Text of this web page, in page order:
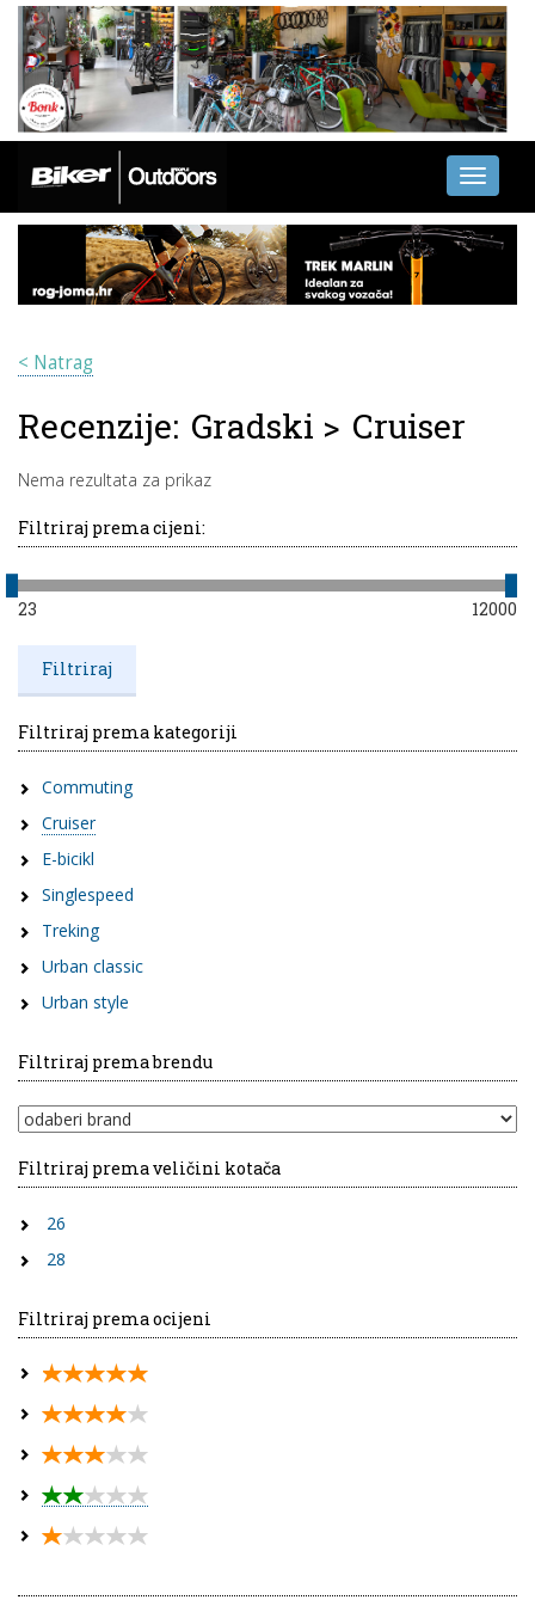
Toggle
< Natrag
Recenzije: Gradski > Cruiser
Nema rezultata za prikaz
Filtriraj prema cijeni:
23 12000
Filtriraj prema kategoriji
Commuting
Cruiser
E-bicikl
Singlespeed
Treking
Urban classic
Urban style
Filtriraj prema brendu
Filtriraj prema veličini kotača
26
28
Filtriraj prema ocijeni